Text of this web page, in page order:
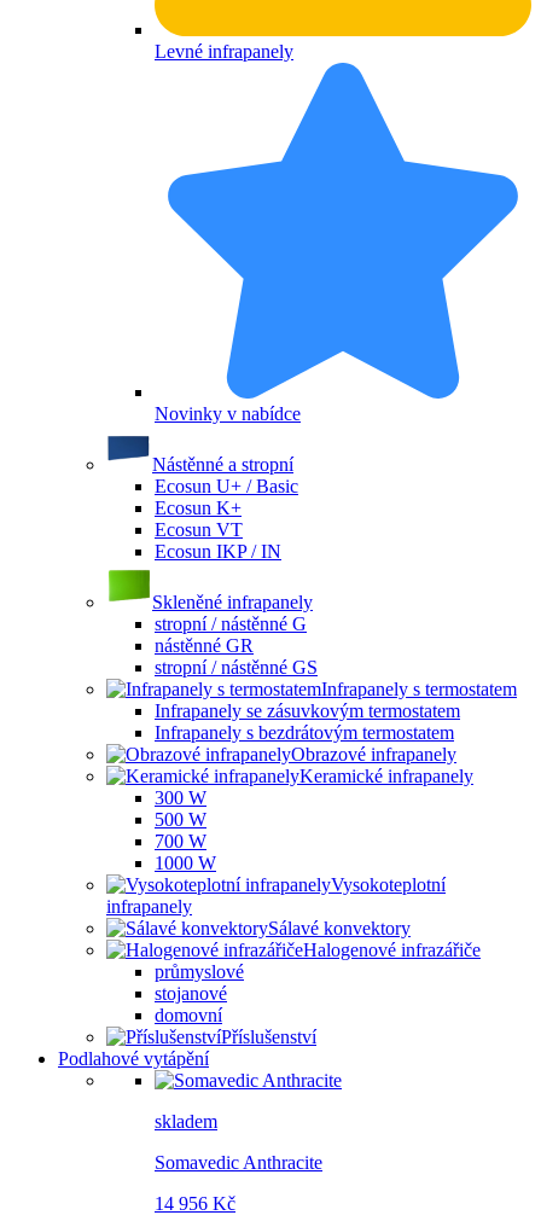
Levné infrapanely
Novinky v nabídce
Nástěnné a stropní
Ecosun U+ / Basic
Ecosun K+
Ecosun VT
Ecosun IKP / IN
Skleněné infrapanely
stropní / nástěnné G
nástěnné GR
stropní / nástěnné GS
Infrapanely s termostatem
Infrapanely se zásuvkovým termostatem
Infrapanely s bezdrátovým termostatem
Obrazové infrapanely
Keramické infrapanely
300 W
500 W
700 W
1000 W
Vysokoteplotní
infrapanely
Sálavé konvektory
Halogenové infrazářiče
průmyslové
stojanové
domovní
Příslušenství
Podlahové vytápění
skladem
Somavedic Anthracite
14 956 Kč